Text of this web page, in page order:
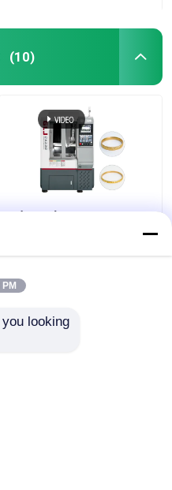
(10)
Πέντε άξονες Cnc
κοσμηματοποιίας
looking